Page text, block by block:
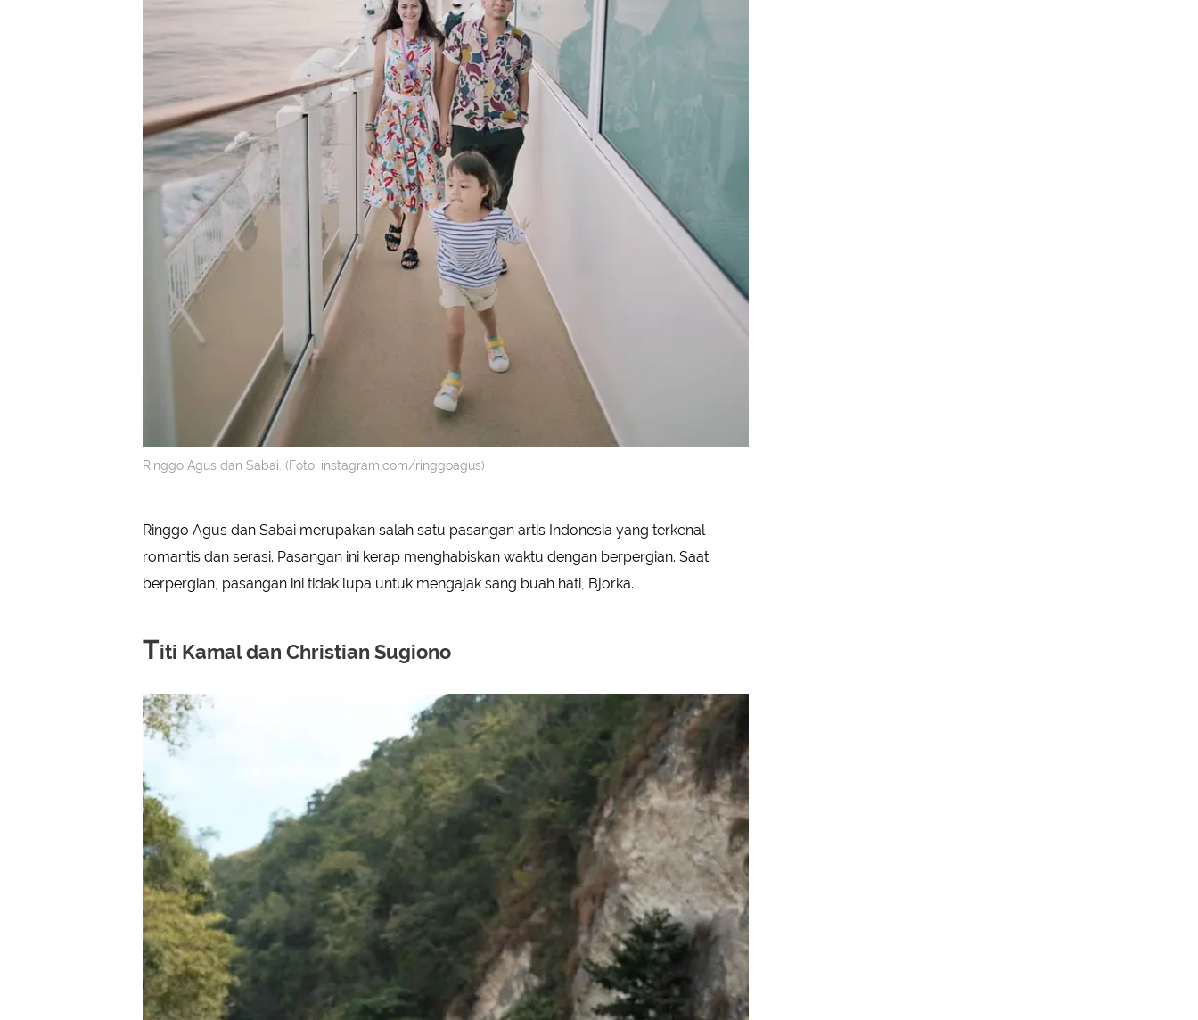
Ringgo Agus dan Sabai. (Foto: instagram.com/ringgoagus)
Ringgo Agus dan Sabai merupakan salah satu pasangan artis Indonesia yang terkenal
romantis dan serasi. Pasangan ini kerap menghabiskan waktu dengan berpergian. Saat
berpergian, pasangan ini tidak lupa untuk mengajak sang buah hati, Bjorka.
Titi Kamal dan Christian Sugiono